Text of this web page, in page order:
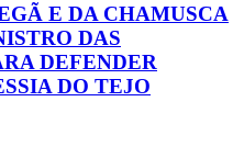
E DA CHAMUSCA
DAS
DEFENDER
DO TEJO